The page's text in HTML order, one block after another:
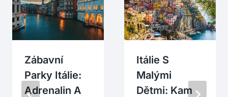
Zábavní
Parky Itálie:
Adrenalin A
Itálie S
Malými
Dětmi: Kam